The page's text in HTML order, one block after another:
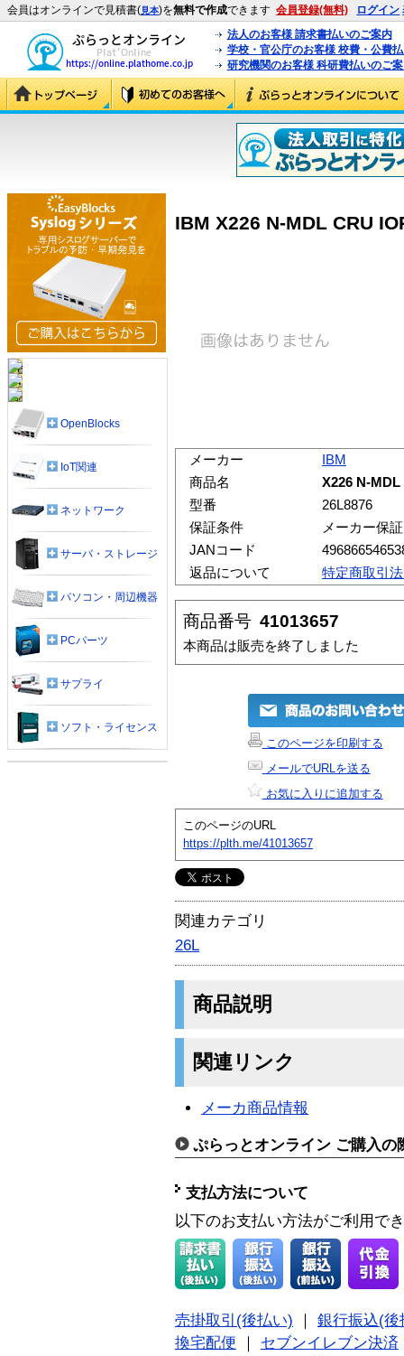
会員はオンラインで見積書(見本)を無料で作成できます 会員登録(無料) ログイン
法人のお客様 請求書払いのご案内
学校・官公庁のお客様 校費・公費
研究機関のお客様 科研費払いのご
IBM X226 N-MDL CRU
メーカー
IBM
商品名
X226 N-MDL
型番
26L8876
保証条件
メーカー保証
JANコード
返品について
特定商取引
商品番号 41013657
本商品は販売を終了しました
このページを印刷する
メールでURLを送る
お気に入りに追加する
このページのURL
https://plth.me/41013657
関連カテゴリ
26L
商品説明
関連リンク
メーカ商品情報
ぷらっとオンライン ご購入の
支払方法について
以下のお支払い方法がご利用で
売掛取引(後払い)
銀行振込(後
換宅配便
セブンイレブン決済
OpenBlocks
IoT関連
ネットワーク
サーバ・ストレージ
パソコン・周辺機器
PCパーツ
サプライ
ソフト・ライセンス